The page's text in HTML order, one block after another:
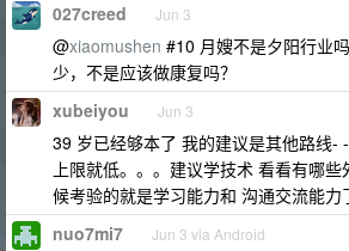
027creed Jun 3
@xiaomushen #10 月嫂不是夕阳行业
少，不是应该做康复吗？
xubeiyou Jun 3
39 岁已经够本了 我的建议是其他路线-
上限就低。。。建议学技术 看看有哪
候考验的就是学习能力和 沟通交流能力
nuo7mi7 Jun 3 via Android